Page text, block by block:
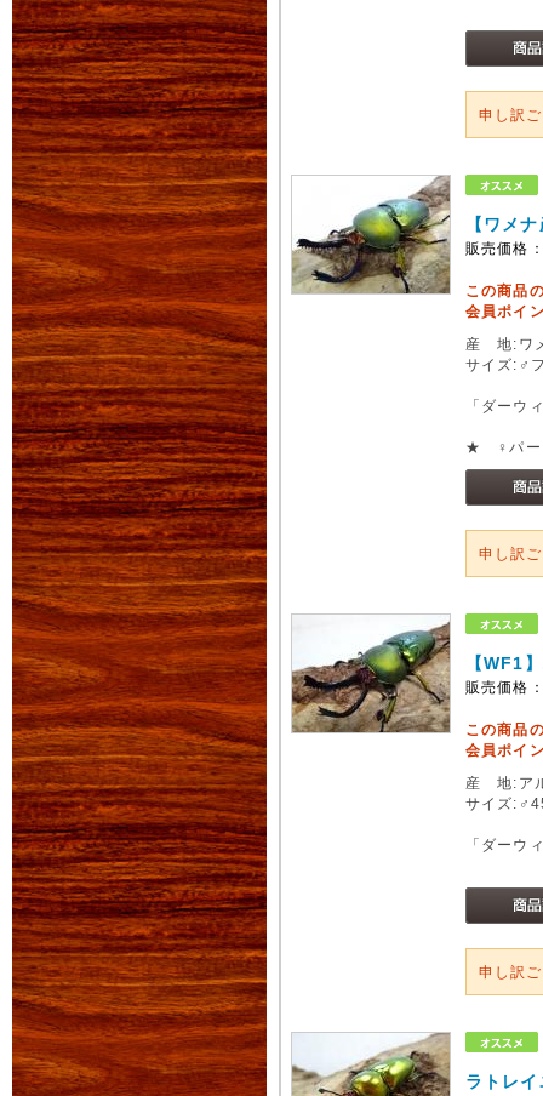
申し訳
【ワメ
販売価格
この商品
会員ポイ
産 地:ワ
サイズ:♂
「ダーウ
★ ♀パー
申し訳
【WF1
販売価格
この商品
会員ポイ
産 地:ア
サイズ
「ダーウ
申し訳
ラトレ